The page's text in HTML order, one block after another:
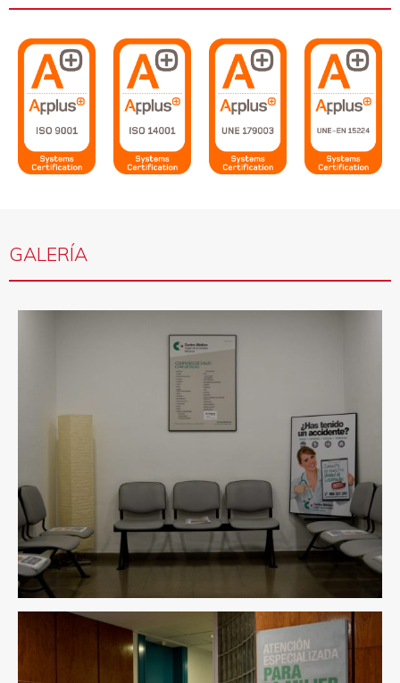
GALERÍA